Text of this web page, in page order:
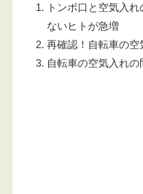
トンボ口と空気入
ないヒトが急増
再確認！自転車の空
自転車の空気入れの